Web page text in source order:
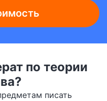
по теории
писать